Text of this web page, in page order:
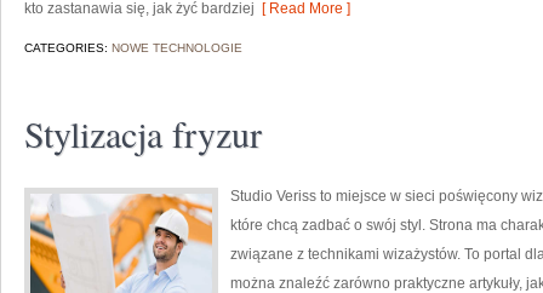
kto zastanawia się, jak żyć bardziej [ Read More ]
CATEGORIES: NOWE TECHNOLOGIE
Stylizacja fryzur
Studio Veriss to miejsce w sieci poświęcony
które chcą zadbać o swój styl. Strona ma
związane z technikami wizażystów. To portal
można znaleźć zarówno praktyczne artykuły,